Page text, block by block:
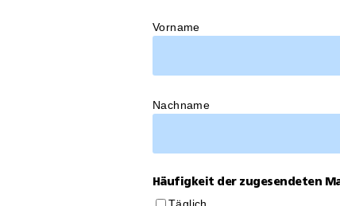
Vorname
Nachname
Häufigkeit der zugesendeten
Täglich